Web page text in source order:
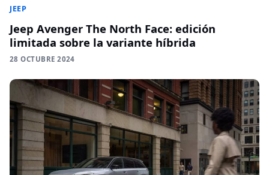
JEEP
Jeep Avenger The North Face: edición
limitada sobre la variante híbrida
28 OCTUBRE 2024